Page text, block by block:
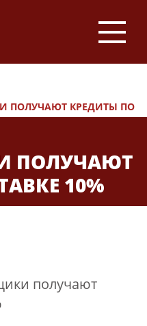
ПОЛУЧАЮТ КРЕДИТЫ ПО
ПОЛУЧАЮТ
10%
получают